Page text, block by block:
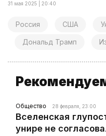
31 мая 2025 | 20:40
Россия США
Дональд Трамп
Общество 28 февраля, 23:00
Вселенская
унире не